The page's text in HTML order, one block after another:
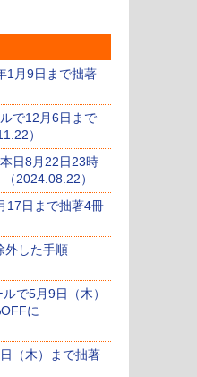
1月9日まで拙著
で12月6日まで
）
日8月22日23時
2024.08.22）
17日まで拙著4冊
外した手順
で5月9日（木）
に
（木）まで拙著